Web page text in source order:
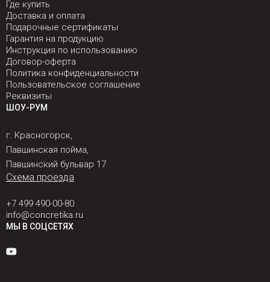
Где купить
Доставка и оплата
Подарочные сертификаты
Гарантия на продукцию
Инструкция по использованию
Договор-оферта
Политика конфиденциальности
Пользовательское соглашение
Реквизиты
ШОУ-РУМ
г. Красногорск,
Павшинская пойма,
Павшинский бульвар 17
Схема проезда
+7 499 490-00-80
info@concretika.ru
МЫ В СОЦСЕТЯХ